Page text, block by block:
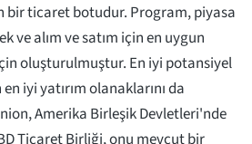
bir ticaret botudur. Program, piyasa
ve alım ve satım için en uygun
oluşturulmuştur. En iyi potansiyel
iyi yatırım olanaklarını da
Amerika Birleşik Devletleri'nde